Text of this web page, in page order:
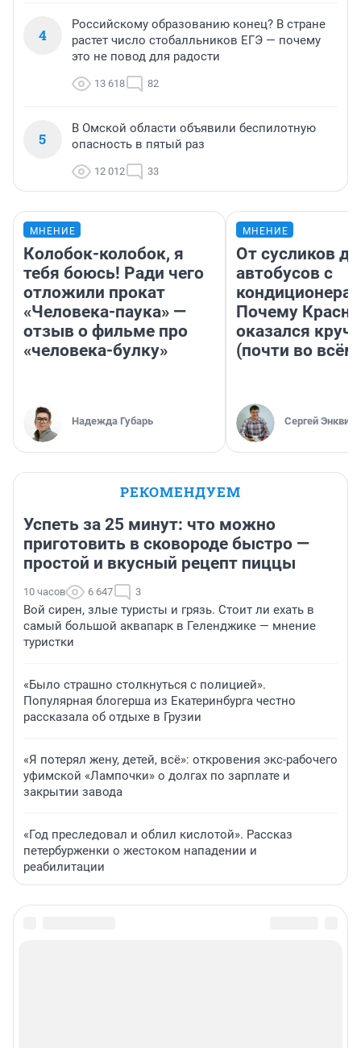
4
Российскому образованию конец? В стране
растет число стобалльников ЕГЭ — почему
это не повод для радости
13 618 82
5
В Омской области объявили беспилотную
опасность в пятый раз
12 012 33
МНЕНИЕ
Колобок-колобок, я
тебя боюсь! Ради чего
отложили прокат
«Человека-паука» —
отзыв о фильме про
«человека-булку»
Надежда Губарь
МНЕНИЕ
От сусликов до
автобусов с
Почему
оказался
(почти во
Сергей Энквист
РЕКОМЕНДУЕМ
Успеть за 25 минут: что можно
приготовить в сковороде быстро —
простой и вкусный рецепт пиццы
10 часов 6 647 3
Вой сирен, злые туристы и грязь. Стоит ли ехать в
самый большой аквапарк в Геленджике — мнение
туристки
«Было страшно столкнуться с полицией».
Популярная блогерша из Екатеринбурга честно
рассказала об отдыхе в Грузии
«Я потерял жену, детей, всё»: откровения экс-рабочего
уфимской «Лампочки» о долгах по зарплате и
закрытии завода
«Год преследовал и облил кислотой». Рассказ
петербурженки о жестоком нападении и
реабилитации